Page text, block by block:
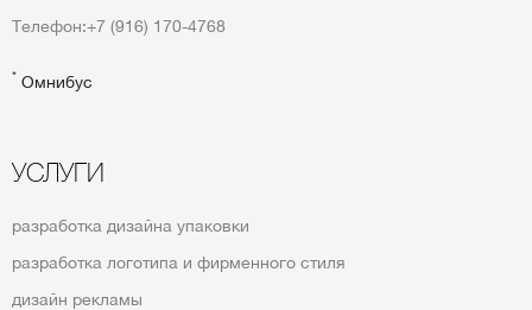
Телефон:+7 (916) 170-4768
* Омнибус
УСЛУГИ
разработка дизайна упаковки
разработка логотипа и фирменного стиля
дизайн рекламы